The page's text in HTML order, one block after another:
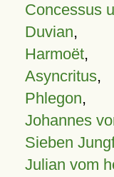
Concessus
Duvian,
Harmoët,
Asyncritus,
Phlegon,
Johannes
Sieben
Julian vom